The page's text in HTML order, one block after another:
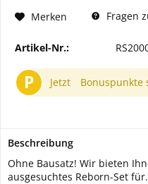
Merken Fragen
Artikel-Nr.:
P Jetzt Bonuspunkte
Beschreibung
Ohne Bausatz! Wir bieten
ausgesuchtes Reborn-Set